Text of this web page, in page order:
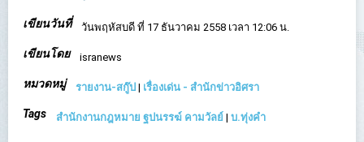
เขียนวันที่ วันพฤหัสบดี ที่ 17 ธันวาคม 2558 เวลา 12:06 น.
เขียนโดย isranews
หมวดหมู่ รายงาน-สกู๊ป | เรื่องเด่น - สำนักข่าวอิศรา
Tags สำนักงานกฎหมาย ฐปนรรฆ์ คามวัลย์ | บ.ทุ่งคำ